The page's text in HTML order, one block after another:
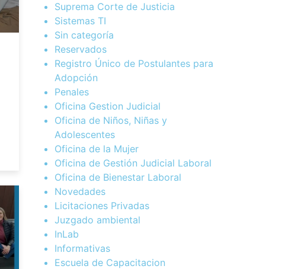
Suprema Corte de Justicia
Sistemas TI
Sin categoría
Reservados
Registro Único de Postulantes para
Adopción
Penales
Oficina Gestion Judicial
Oficina de Niños, Niñas y
Adolescentes
Oficina de la Mujer
Oficina de Gestión Judicial Laboral
Oficina de Bienestar Laboral
Novedades
Licitaciones Privadas
Juzgado ambiental
InLab
Informativas
Escuela de Capacitacion